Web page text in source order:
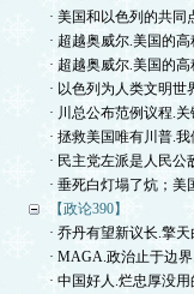
· 美国和以色列的共同
· 超越奥威尔.美国的
· 超越奥威尔.美国的高
· 以色列为人类文明世
· 川总公布范例议程.
· 拯救美国唯有川普.
· 民主党左派是人民公
· 垂死白灯塌了炕；美
【政论390】
· 乔丹有望新议长.擎
· MAGA.政治止于边
· 中国好人.烂忠厚没